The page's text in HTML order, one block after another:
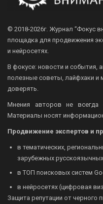
© 2018-2026г. Журнал “Фокус
площадка для продвижения
и нейросетях.
В фокусе: новости и события,
полезные советы, лайфхаки и
доверять.
Мнения авторов не всегда
Материалы носят
Продвижение экспертов и
в тематических,
зарубежных
в ТОП поисковых систем
в нейросетях (цифровая
Защита репутации от черного